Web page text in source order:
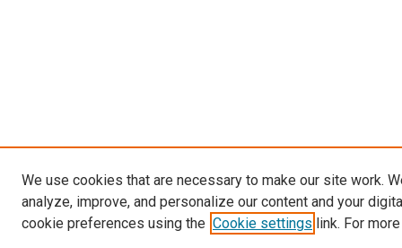
We use cookies that are necessary to make our site work.
analyze, improve, and personalize our content and your
cookie preferences using the Cookie settings link. For